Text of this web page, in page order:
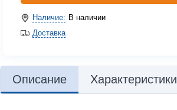
Наличие: В наличии
Доставка
Описание Характеристики